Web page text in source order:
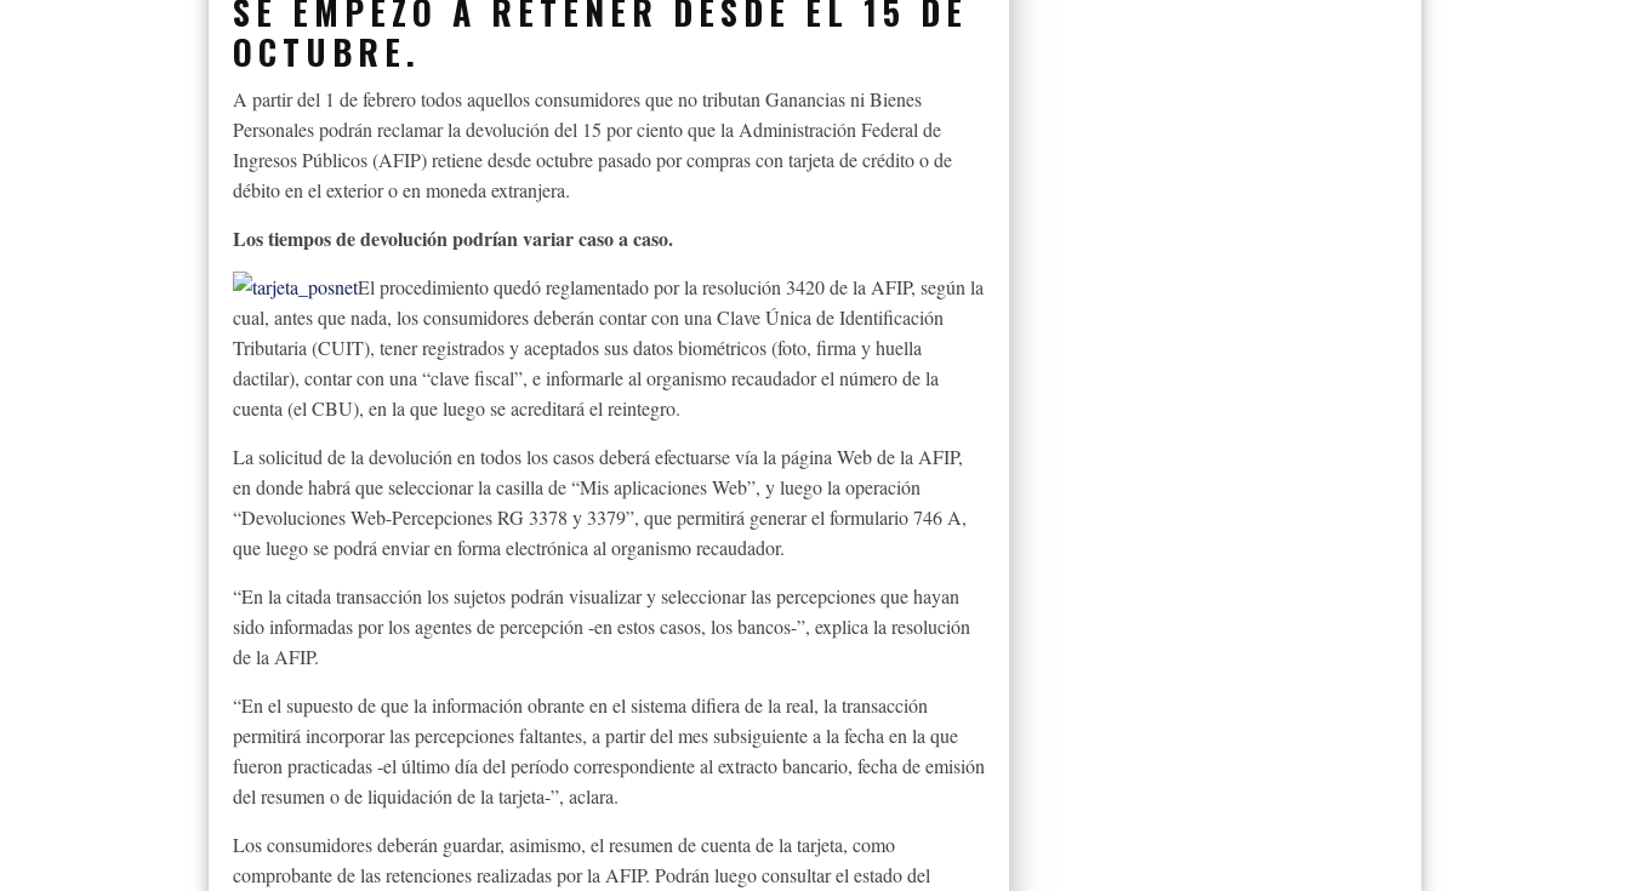
SE EMPEZÓ A RETENER DESDE EL 15 DE
OCTUBRE.
A partir del 1 de febrero todos aquellos consumidores que no tributan Ganancias ni Bienes
Personales podrán reclamar la devolución del 15 por ciento que la Administración Federal de
Ingresos Públicos (AFIP) retiene desde octubre pasado por compras con tarjeta de crédito o de
débito en el exterior o en moneda extranjera.
Los tiempos de devolución podrían variar caso a caso.
El procedimiento quedó reglamentado por la resolución 3420 de la AFIP, según la
cual, antes que nada, los consumidores deberán contar con una Clave Única de Identificación
Tributaria (CUIT), tener registrados y aceptados sus datos biométricos (foto, firma y huella
dactilar), contar con una “clave fiscal”, e informarle al organismo recaudador el número de la
cuenta (el CBU), en la que luego se acreditará el reintegro.
La solicitud de la devolución en todos los casos deberá efectuarse vía la página Web de la AFIP,
en donde habrá que seleccionar la casilla de “Mis aplicaciones Web”, y luego la operación
“Devoluciones Web-Percepciones RG 3378 y 3379”, que permitirá generar el formulario 746 A,
que luego se podrá enviar en forma electrónica al organismo recaudador.
“En la citada transacción los sujetos podrán visualizar y seleccionar las percepciones que hayan
sido informadas por los agentes de percepción -en estos casos, los bancos-”, explica la resolución
de la AFIP.
“En el supuesto de que la información obrante en el sistema difiera de la real, la transacción
permitirá incorporar las percepciones faltantes, a partir del mes subsiguiente a la fecha en la que
fueron practicadas -el último día del período correspondiente al extracto bancario, fecha de emisión
del resumen o de liquidación de la tarjeta-”, aclara.
Los consumidores deberán guardar, asimismo, el resumen de cuenta de la tarjeta, como
comprobante de las retenciones realizadas por la AFIP. Podrán luego consultar el estado del